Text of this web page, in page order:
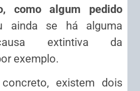
como algum pedido
ainda se há alguma
extintiva da
exemplo.
existem dois